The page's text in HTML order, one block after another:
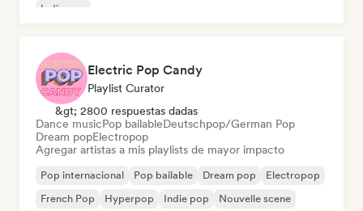
Indie pop
Electric Pop Candy
Playlist Curator
&gt; 2800 respuestas dadas
Dance musicPop bailableDeutschpop/German Pop
Dream popElectropop
Agregar artistas a mis playlists de mayor impacto
Pop internacional Pop bailable Dream pop
Electropop
French Pop
Hyperpop Indie pop Nouvelle scene